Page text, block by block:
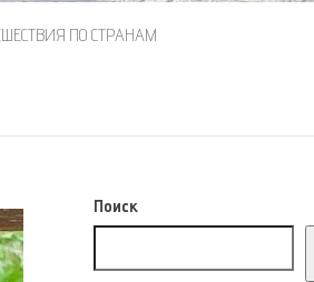
ПО СТРАНАМ
Поиск